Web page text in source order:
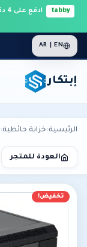
tabby
AR | EN
إبتكار
الرئيسية›خزانة حائطية›
العودة للمتجر
تخفيض!